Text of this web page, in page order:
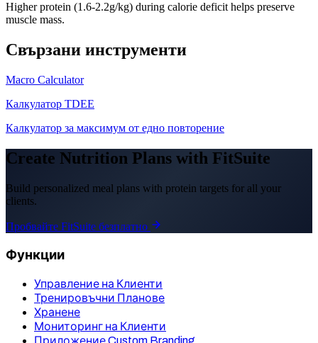
Higher protein (1.6-2.2g/kg) during calorie deficit helps preserve
muscle mass.
Свързани инструменти
Macro Calculator
Калкулатор TDEE
Калкулатор за максимум от едно повторение
Create Nutrition Plans with FitSuite
Build personalized meal plans with protein targets for all your
clients.
Пробвайте FitSuite безплатно
Функции
Управление на Клиенти
Тренировъчни Планове
Хранене
Мониторинг на Клиенти
Приложение Custom Branding